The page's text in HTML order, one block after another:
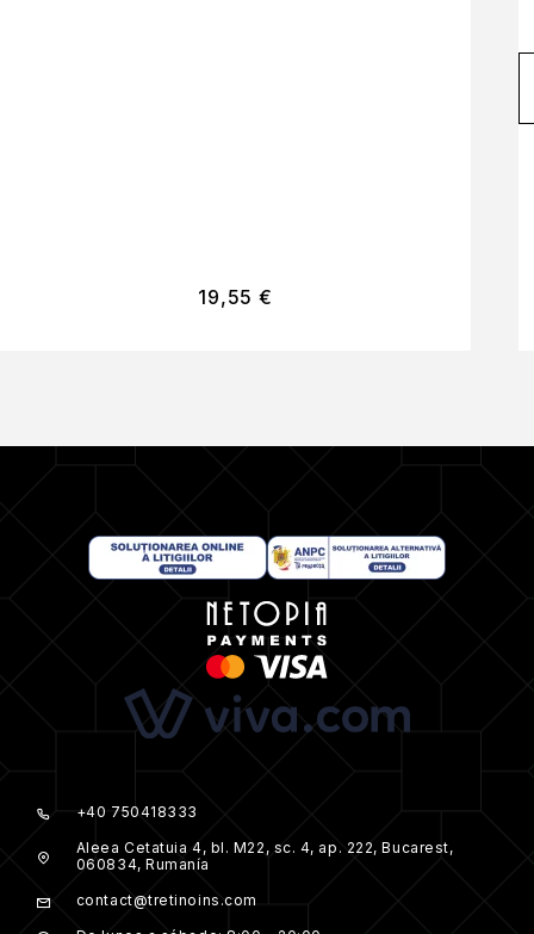
19,55 €
+40 750418333
Aleea Cetatuia 4, bl. M22, sc. 4, ap. 222, Bucarest,
060834, Rumanía
contact@tretinoins.com